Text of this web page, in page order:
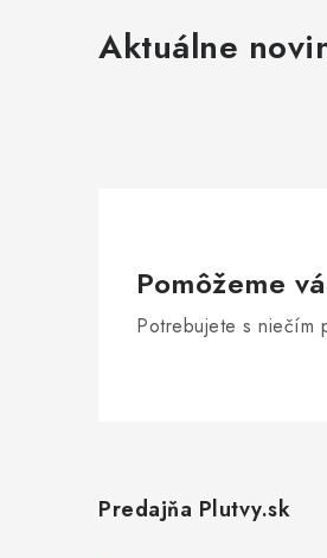
Aktuálne
Pomôžeme
Potrebujete s niečím
Predajňa Plutvy.sk